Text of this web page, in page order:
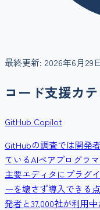
最終更新: 2026年6月29日
コード支援カ
GitHub Copilot
GitHubの調査では開発
ているAIペアプログラ
主要エディタにプラグ
ーを壊さず導入できる
発者と37,000社が利用中